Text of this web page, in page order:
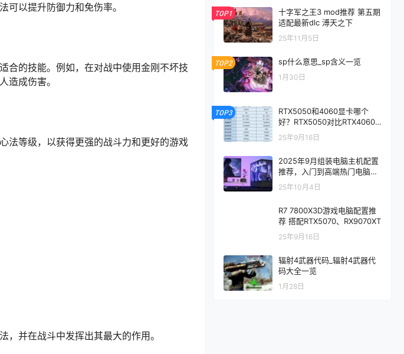
以提升防御力和免伤率。
合的技能。例如，在对战中使用金刚不坏技
造成伤害。
法等级，以获得更强的战斗力和更好的游戏
并在战斗中发挥出其最大的作用。
TOP1
十字军之王3 mod推荐 第五期
适配最新dlc 溥天之下
25年11月5日
TOP2 sp什么意思_sp含义一览
1月30日
TOP3
RTX5050和4060显卡哪个
好？RTX5050对比RTX4060/
5060性能评测
25年9月16日
2025年9月组装电脑主机配置
推荐，入门到高端热门电脑配
置方案
25年10月4日
R7 7800X3D游戏电脑配置推
荐 搭配RTX5070、RX9070XT
25年9月16日
辐射4武器代码_辐射4武器代
码大全一览
1月28日